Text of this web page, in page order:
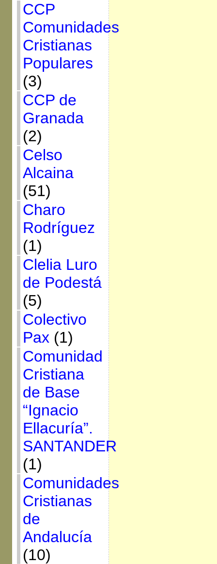
CCP
Comunidades
Cristianas
Populares
(3)
CCP de
Granada
(2)
Celso
Alcaina
(51)
Charo
Rodríguez
(1)
Clelia Luro
de Podestá
(5)
Colectivo
Pax (1)
Comunidad
Cristiana
de Base
“Ignacio
Ellacuría”.
SANTANDER
(1)
Comunidades
Cristianas
de
Andalucía
(10)